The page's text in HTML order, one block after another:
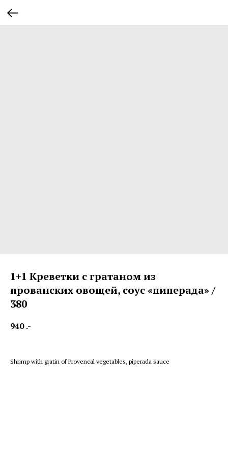
1+1 Креветки с гратаном из
прованских овощей, соус «пиперада» /
380
940 .-
Shrimp with gratin of Provencal vegetables, piperada sauce